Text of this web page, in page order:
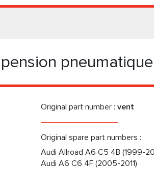
pneumatique
Original part number : vent
Original spare part numbers :
Audi Allroad A6 C5 4B (1999-
Audi A6 C6 4F (2005-2011)